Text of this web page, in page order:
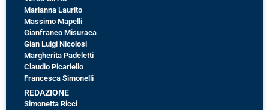
Marianna Laurito
Massimo Mapelli
Gianfranco Misuraca
Gian Luigi Nicolosi
Margherita Padeletti
Claudio Picariello
Francesca Simonelli
REDAZIONE
Simonetta Ricci